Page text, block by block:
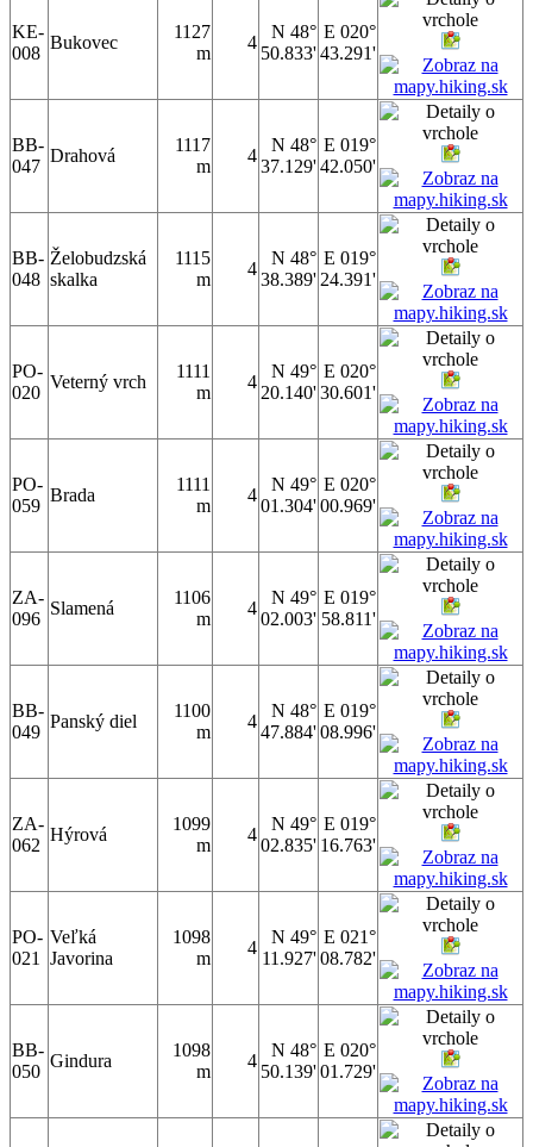
KE-
008
Bukovec
1127
m
4
N 48°
50.833'
E 020°
43.291'
BB-
047
Drahová
1117
m
4
N 48°
37.129'
E 019°
42.050'
BB-
048
Želobudzská
skalka
1115
m
4
N 48°
38.389'
E 019°
24.391'
PO-
020
Veterný vrch
1111
m
4
N 49°
20.140'
E 020°
30.601'
PO-
059
Brada
1111
m
4
N 49°
01.304'
E 020°
00.969'
ZA-
096
Slamená
1106
m
4
N 49°
02.003'
E 019°
58.811'
BB-
049
Panský diel
1100
m
4
N 48°
47.884'
E 019°
08.996'
ZA-
062
Hýrová
1099
m
4
N 49°
02.835'
E 019°
16.763'
PO-
021
Veľká
Javorina
1098
m
4
N 49°
11.927'
E 021°
08.782'
BB-
050
Gindura
1098
m
4
N 48°
50.139'
E 020°
01.729'